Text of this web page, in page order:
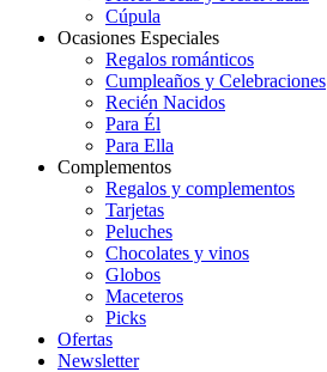
Cúpula
Ocasiones Especiales
Regalos románticos
Cumpleaños y Celebraciones
Recién Nacidos
Para Él
Para Ella
Complementos
Regalos y complementos
Tarjetas
Peluches
Chocolates y vinos
Globos
Maceteros
Picks
Ofertas
Newsletter